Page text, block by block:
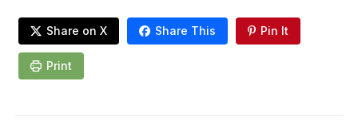
Share on X Share This Pin It
Print